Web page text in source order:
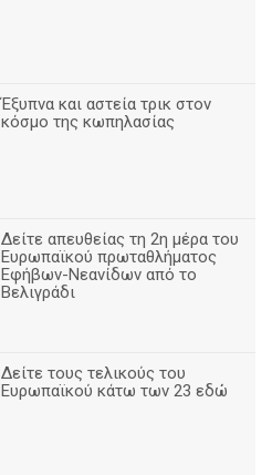
Έξυπνα και αστεία τρικ στον
κόσμο της κωπηλασίας
Δείτε απευθείας τη 2η μέρα του
Ευρωπαϊκού πρωταθλήματος
Εφήβων-Νεανίδων από το
Βελιγράδι
Δείτε τους τελικούς του
Ευρωπαϊκού κάτω των 23 εδώ